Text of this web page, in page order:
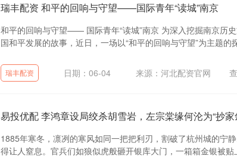
瑞丰配资 和平的回响与守望——国际青年“读城”南京
和平的回响与守望—— 国际青年“读城”南京 为深入挖掘南京历
国和平发展的故事，近日，一场以“和平的回响与守望”为主题的
瑞丰配资 日期：06-04 来源：河北配资官网
易投优配 李鸿章设局绞杀胡雪岩，左宗棠缘何沦为“抄家
1885年寒冬，凛冽的寒风如同一把把利刃，割破了杭州城的宁
得让人窒息。官兵们如狼似虎般砸开银库大门，一箱箱金银被